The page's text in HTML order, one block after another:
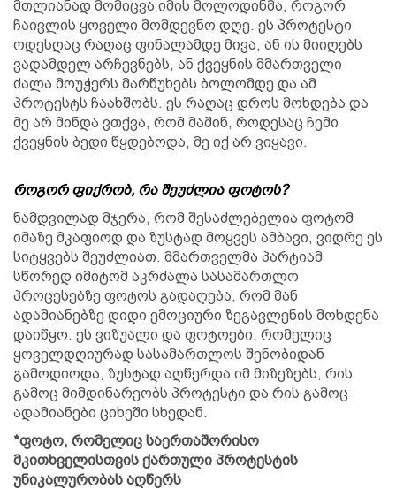
მთლიანად მომიცვა იმის მოლოდინმა, როგორ
ჩაივლის ყოველი მომდევნო დღე. ეს პროტესტი
ოდესღაც რაღაც ფინალამდე მივა, ან ის მიიღებს
ვადამდელ არჩევნებს, ან ქვეყნის მმართველი
ძალა მოუჭერს მარწუხებს ბოლომდე და ამ
პროტესტს ჩაახშობს. ეს რაღაც დროს მოხდება და
მე არ მინდა ვთქვა, რომ მაშინ, როდესაც ჩემი
ქვეყნის ბედი წყდებოდა, მე იქ არ ვიყავი.
როგორ ფიქრობ, რა შეუძლია ფოტოს?
ნამდვილად მჯერა, რომ შესაძლებელია ფოტომ
იმაზე მკაფიოდ და ზუსტად მოყვეს ამბავი, ვიდრე ეს
სიტყვებს შეუძლიათ. მმართველმა პარტიამ
სწორედ იმიტომ აკრძალა სასამართლო
პროცესებზე ფოტოს გადაღება, რომ მან
ადამიანებზე დიდი ემოციური ზეგავლენის მოხდენა
დაიწყო. ეს ვიზუალი და ფოტოები, რომელიც
ყოველდღიურად სასამართლოს შენობიდან
გამოდიოდა, ზუსტად აღწერდა იმ მიზეზებს, რის
გამოც მიმდინარეობს პროტესტი და რის გამოც
ადამიანები ციხეში სხედან.
*ფოტო, რომელიც საერთაშორისო
მკითხველისთვის ქართული პროტესტის
უნიკალურობას აღწერს